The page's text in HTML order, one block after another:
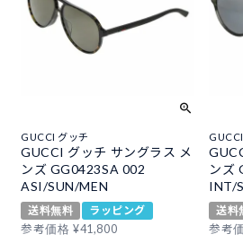
GUCCI グッチ
GUCCI グッチ サングラス メ
ンズ GG0423SA 002
ASI/SUN/MEN
送料無料
ラッピング
参考価格 ¥41,800
ンズ
INT/
送料
参考